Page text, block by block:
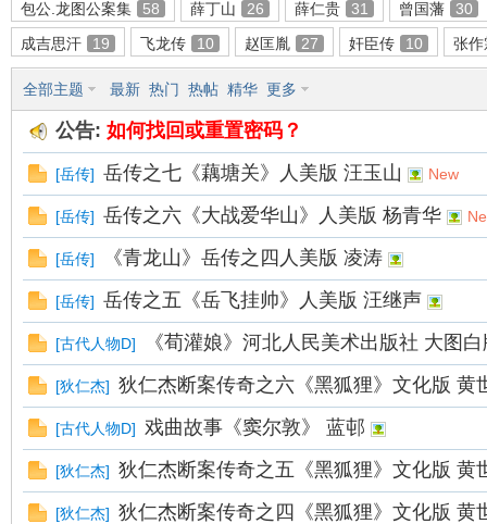
包公.龙图公案集
58 薛丁山 26 薛仁贵 31 曾国藩
30
成吉思汗
19 飞龙传 10 赵匡胤 27 奸臣传 10 张作
全部主题 最新 热门 热帖 精华 更多
公告: 如何找回或重置密码？
[岳传] 岳传之七《藕塘关》人美版 汪玉山 New
[岳传] 岳传之六《大战爱华山》人美版 杨青华
[岳传] 《青龙山》岳传之四人美版 凌涛
[岳传] 岳传之五《岳飞挂帅》人美版 汪继声
[古代人物D] 《荀灌娘》河北人民美术出版社 大图
[狄仁杰] 狄仁杰断案传奇之六《黑狐狸》文化版 黄
[古代人物D] 戏曲故事《窦尔敦》 蓝邨
[狄仁杰] 狄仁杰断案传奇之五《黑狐狸》文化版 黄
[狄仁杰] 狄仁杰断案传奇之四《黑狐狸》文化版 黄